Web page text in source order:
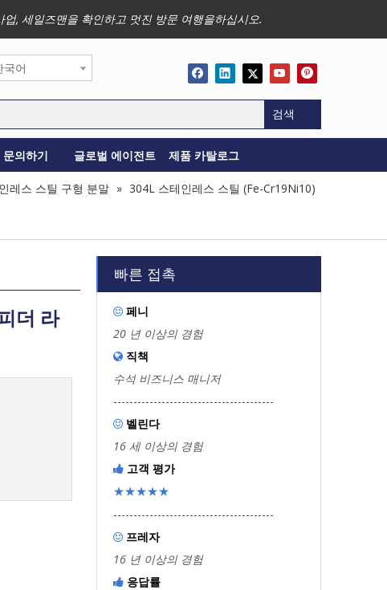
, 세일즈맨을 확인하고 멋진 방문 여행을하십시오.
국어
검색
문의하기 글로벌 에이전트 제품 카탈로그
레스 스틸 구형 분말 » 304L 스테인레스 스틸 (Fe-Cr19Ni10)
더 라
빠른 접촉
 페니
20 년 이상의 경험
 직책
수석 비즈니스 매니저
----------------------------------------
 벨린다
16 세 이상의 경험
 고객 평가
★★★★★
----------------------------------------
 프레자
16 년 이상의 경험
 응답률